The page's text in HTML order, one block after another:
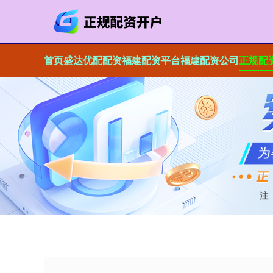
首页盛达优配配资福建配资平台福建配资公司正规配